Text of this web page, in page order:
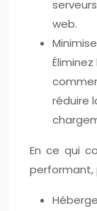
web.
réduire
En ce qui
performant,